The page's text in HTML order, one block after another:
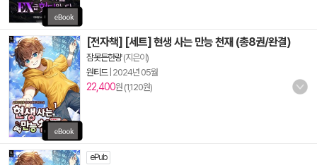
[전자책] [세트] 현생 사는 만능 천재 (총8권/완결)
잠못든한량(지은이)
원티드| 2024년 05월
22,400원 (1,120원)
ePub